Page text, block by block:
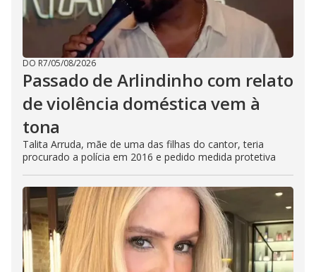
DO R7/05/08/2026
Passado de Arlindinho com relato
de violência doméstica vem à
tona
Talita Arruda, mãe de uma das filhas do cantor, teria
procurado a polícia em 2016 e pedido medida protetiva